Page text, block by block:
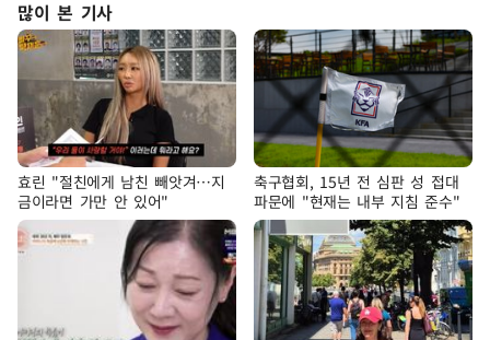
많이 본 기사
효린 "절친에게 남친 빼앗겨…지
금이라면 가만 안 있어"
축구협회, 15년 전 심판 성 접대
파문에 "현재는 내부 지침 준수"